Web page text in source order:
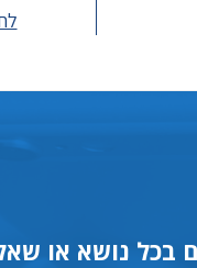
נושא או